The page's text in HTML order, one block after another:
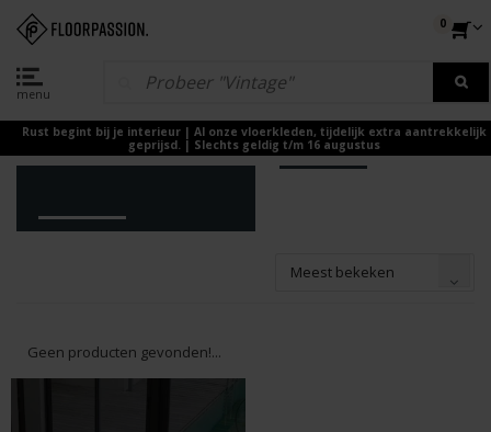
menu
0
Rust begint bij je interieur | Al onze vloerkleden, tijdelijk extra aantrekkelijk
geprijsd. | Slechts geldig t/m 16 augustus
Meest bekeken
Geen producten gevonden!...